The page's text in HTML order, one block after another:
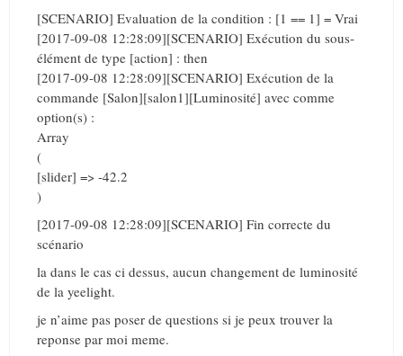
[SCENARIO] Evaluation de la condition : [1 == 1] = Vrai
[2017-09-08 12:28:09][SCENARIO] Exécution du sous-
élément de type [action] : then
[2017-09-08 12:28:09][SCENARIO] Exécution de la
commande [Salon][salon1][Luminosité] avec comme
option(s) :
Array
(
[slider] => -42.2
)
[2017-09-08 12:28:09][SCENARIO] Fin correcte du
scénario
la dans le cas ci dessus, aucun changement de luminosité
de la yeelight.
je n’aime pas poser de questions si je peux trouver la
reponse par moi meme.